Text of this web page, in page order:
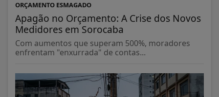
ORÇAMENTO ESMAGADO
Apagão no Orçamento: A Crise dos Novos
Medidores em Sorocaba
Com aumentos que superam 500%, moradores
enfrentam "enxurrada" de contas...